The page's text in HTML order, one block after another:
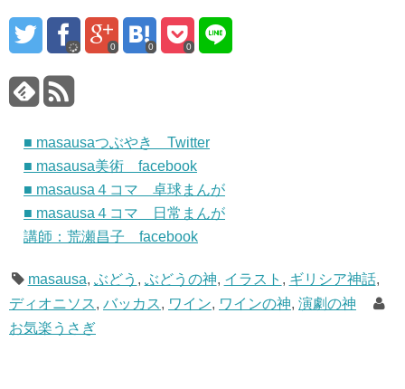
0 0 0
■ masausaつぶやき Twitter
■ masausa美術 facebook
■ masausa４コマ 卓球まんが
■ masausa４コマ 日常まんが
講師：荒瀬昌子 facebook
masausa, ぶどう , ぶどうの神, イラスト , ギリシア神話,
ディオニソス, バッカス, ワイン, ワインの神, 演劇の神
お気楽うさぎ